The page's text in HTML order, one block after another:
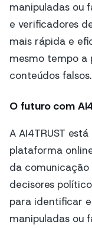
manipuladas ou
e verificadores
mais rápida e
mesmo tempo a
conteúdos falsos.
O futuro com
A AI4TRUST
plataforma
da comunicação
decisores
para identificar
manipuladas ou